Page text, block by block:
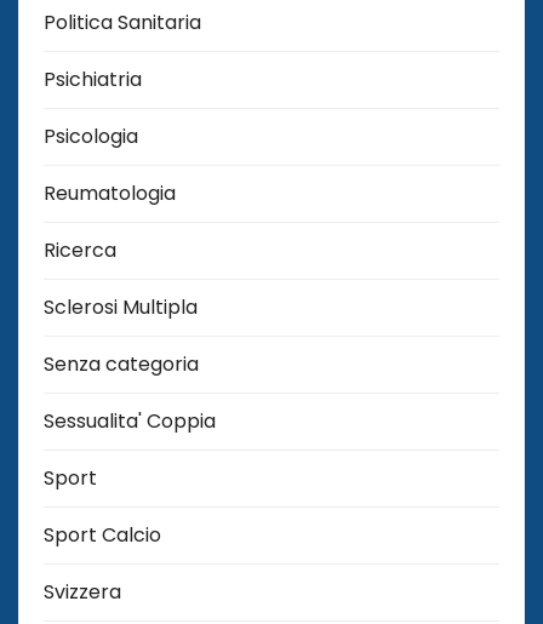
Politica Sanitaria
Psichiatria
Psicologia
Reumatologia
Ricerca
Sclerosi Multipla
Senza categoria
Sessualita' Coppia
Sport
Sport Calcio
Svizzera